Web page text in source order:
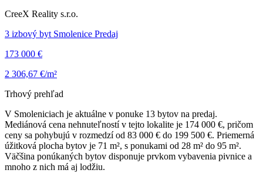
CreeX Reality s.r.o.
3 izbový byt Smolenice Predaj
173 000 €
2 306,67 €/m²
Trhový prehľad
V Smoleniciach je aktuálne v ponuke 13 bytov na predaj.
Mediánová cena nehnuteľností v tejto lokalite je 174 000 €, pričom
ceny sa pohybujú v rozmedzí od 83 000 € do 199 500 €. Priemerná
úžitková plocha bytov je 71 m², s ponukami od 28 m² do 95 m².
Väčšina ponúkaných bytov disponuje prvkom vybavenia pivnice a
mnoho z nich má aj lodžiu.